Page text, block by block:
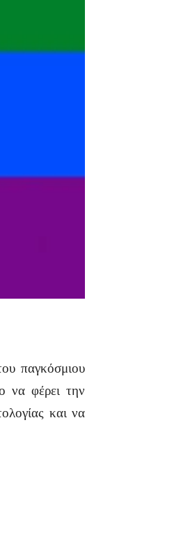
παγκόσμιου
να φέρει την
και να